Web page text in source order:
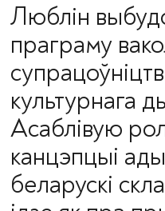
Люблін
праграму
культурнага
Асаблівую
канцэпцыі
беларускі